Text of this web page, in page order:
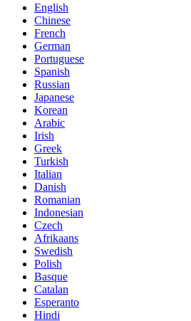
English
Chinese
French
German
Portuguese
Spanish
Russian
Japanese
Korean
Arabic
Irish
Greek
Turkish
Italian
Danish
Romanian
Indonesian
Czech
Afrikaans
Swedish
Polish
Basque
Catalan
Esperanto
Hindi